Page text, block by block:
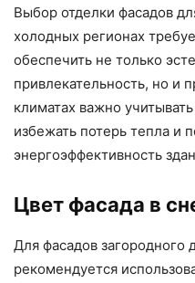
Выбор отделки фасадов
холодных регионах
обеспечить не только
привлекательность, но и
климатах важно
избежать потерь тепла и
энергоэффективность
Цвет фасада в
Для фасадов загородного
рекомендуется